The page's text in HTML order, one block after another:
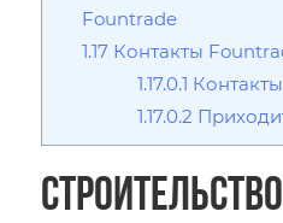
Fountrade
1.17 Контакты
1.17.0.1 Контакты
1.17.0.2